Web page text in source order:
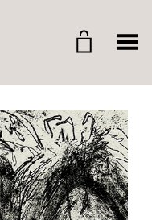
Menü umschalten